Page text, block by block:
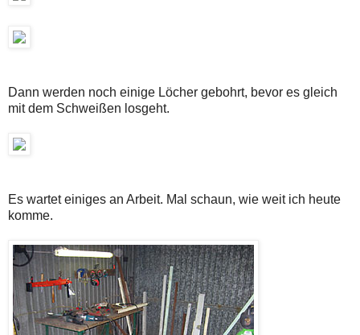
Dann werden noch einige Löcher gebohrt, bevor es gleich
mit dem Schweißen losgeht.
Es wartet einiges an Arbeit. Mal schaun, wie weit ich heute
komme.